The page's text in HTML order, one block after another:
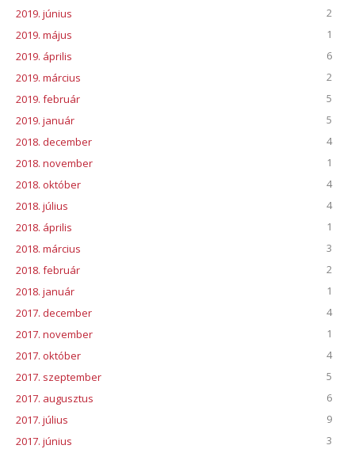
2019. június
2
2019. május
1
2019. április
6
2019. március
2
2019. február
5
2019. január
5
2018. december
4
2018. november
1
2018. október
4
2018. július
4
2018. április
1
2018. március
3
2018. február
2
2018. január
1
2017. december
4
2017. november
1
2017. október
4
2017. szeptember
5
2017. augusztus
6
2017. július
9
2017. június
3